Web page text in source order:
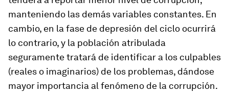
manteniendo las demás variables constantes. En
cambio, en la fase de depresión del ciclo ocurrirá
lo contrario, y la población atribulada
seguramente tratará de identificar a los culpables
(reales o imaginarios) de los problemas, dándose
mayor importancia al fenómeno de la corrupción.